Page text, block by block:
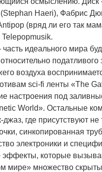
Haeri), Фабрис
(вряд ли его так
идеального мира
податливого
воздуха
sci-fi ленты «The
настроения под
World». Остальные
джаз, где присутствуют
синкопированная
электроники и
эффекты, которые
мире» множество